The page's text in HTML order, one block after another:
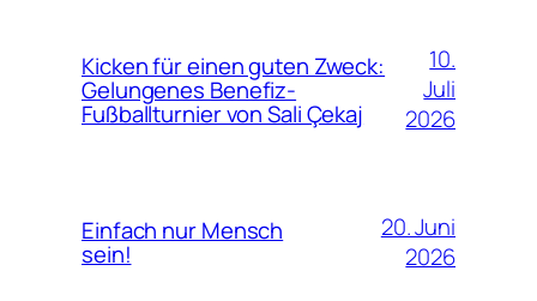
Kicken für einen guten Zweck:
Gelungenes Benefiz-
Fußballturnier von Sali Çekaj
10.
Juli
2026
Einfach nur Mensch
sein!
20. Juni
2026